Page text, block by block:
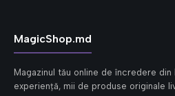
MagicShop.md
Magazinul tău online de încredere din
experiență, mii de produse originale